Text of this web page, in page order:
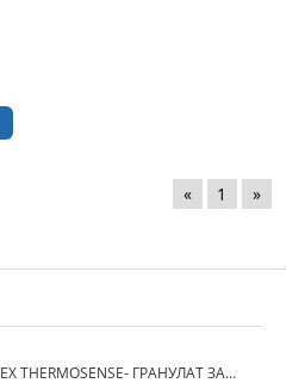
« 1 »
VERTEX THERMOSENSE- ГРАНУЛАТ ЗА МЕКИ ПРОТЕЗИ